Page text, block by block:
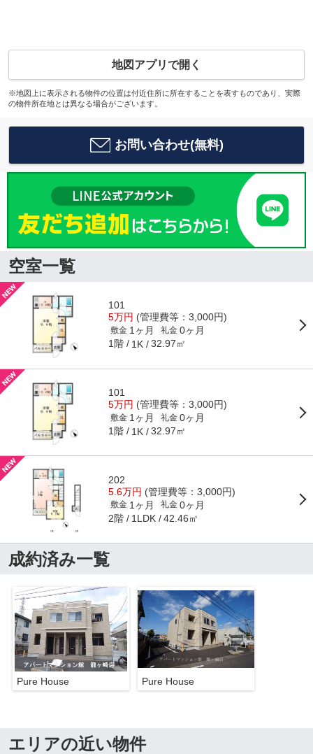
地図アプリで開く
※地図上に表示される物件の位置は付近住所に所在することを表すものであり、実際
の物件所在地とは異なる場合がございます。
お問い合わせ(無料)
空室一覧
101
5万円 (管理費等：3,000円)
敷金 1ヶ月 礼金 0ヶ月
1階 1K 32.97㎡
101
5万円 (管理費等：3,000円)
敷金 1ヶ月 礼金 0ヶ月
1階 1K 32.97㎡
202
5.6万円 (管理費等：3,000円)
敷金 1ヶ月 礼金 0ヶ月
2階 1LDK 42.46㎡
成約済み一覧
Pure House Pure House
エリアの近い物件